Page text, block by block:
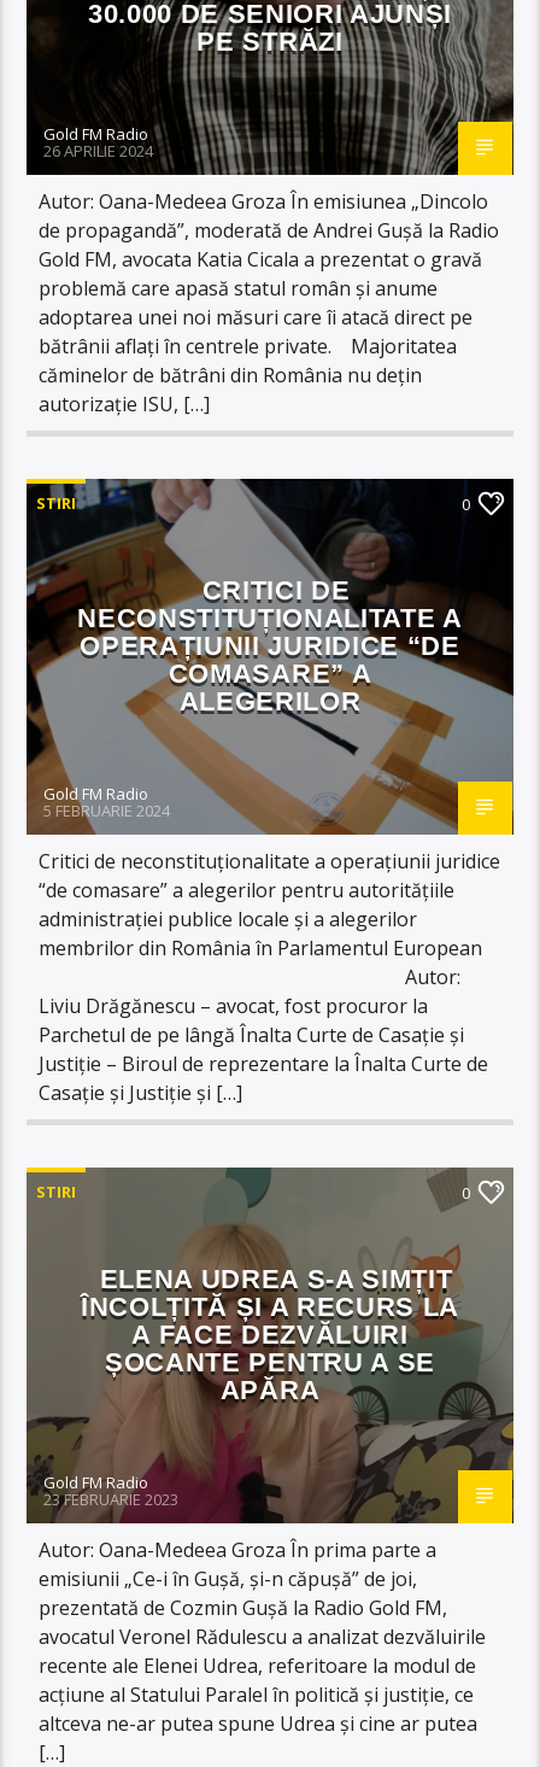
30.000 DE SENIORI AJUNȘI
PE STRĂZI
Gold FM Radio
26 APRILIE 2024
Autor: Oana-Medeea Groza În emisiunea „Dincolo
de propagandă”, moderată de Andrei Gușă la Radio
Gold FM, avocata Katia Cicala a prezentat o gravă
problemă care apasă statul român și anume
adoptarea unei noi măsuri care îi atacă direct pe
bătrânii aflați în centrele private. Majoritatea
căminelor de bătrâni din România nu dețin
autorizație ISU, […]
STIRI 0
CRITICI DE
NECONSTITUȚIONALITATE A
OPERAȚIUNII JURIDICE “DE
COMASARE” A
ALEGERILOR
Gold FM Radio
5 FEBRUARIE 2024
Critici de neconstituționalitate a operațiunii juridice
“de comasare” a alegerilor pentru autoritățiile
administrației publice locale și a alegerilor
membrilor din România în Parlamentul European
Autor:
Liviu Drăgănescu – avocat, fost procuror la
Parchetul de pe lângă Înalta Curte de Casație și
Justiție – Biroul de reprezentare la Înalta Curte de
Casație și Justiție și […]
STIRI 0
ELENA UDREA S-A SIMȚIT
ÎNCOLȚITĂ ȘI A RECURS LA
A FACE DEZVĂLUIRI
ȘOCANTE PENTRU A SE
APĂRA
Gold FM Radio
23 FEBRUARIE 2023
Autor: Oana-Medeea Groza În prima parte a
emisiunii „Ce-i în Gușă, și-n căpușă” de joi,
prezentată de Cozmin Gușă la Radio Gold FM,
avocatul Veronel Rădulescu a analizat dezvăluirile
recente ale Elenei Udrea, referitoare la modul de
acțiune al Statului Paralel în politică și justiție, ce
altceva ne-ar putea spune Udrea și cine ar putea
[…]